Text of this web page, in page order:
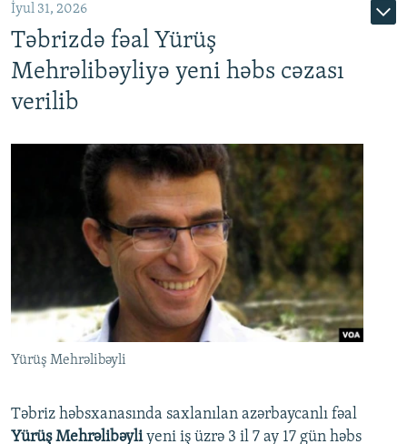
İyul 31, 2026
Təbrizdə fəal Yürüş
Mehrəlibəyliyə yeni həbs cəzası
verilib
Yürüş Mehrəlibəyli
Təbriz həbsxanasında saxlanılan azərbaycanlı fəal
Yürüş Mehrəlibəyliyeni iş üzrə 3 il 7 ay 17 gün həbs